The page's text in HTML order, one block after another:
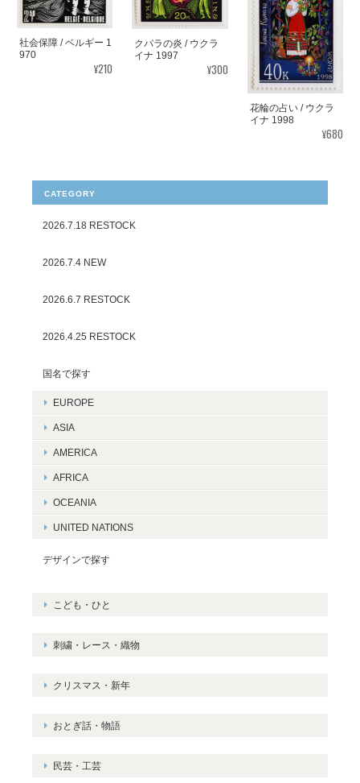
社会保障 / ベルギー 1
970
¥210
クパラの炎 / ウクラ
イナ 1997
¥300
花輪の占い / ウクラ
イナ 1998
¥680
CATEGORY
2026.7.18 RESTOCK
2026.7.4 NEW
2026.6.7 RESTOCK
2026.4.25 RESTOCK
国名で探す
EUROPE
ASIA
AMERICA
AFRICA
OCEANIA
UNITED NATIONS
デザインで探す
こども・ひと
刺繍・レース・織物
クリスマス・新年
おとぎ話・物語
民芸・工芸